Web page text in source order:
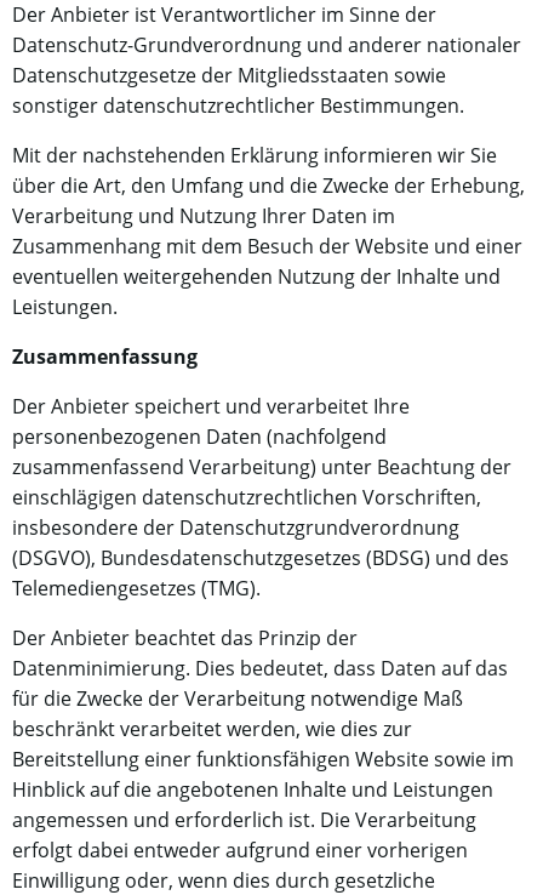
Der Anbieter ist Verantwortlicher im Sinne der
Datenschutz-Grundverordnung und anderer nationaler
Datenschutzgesetze der Mitgliedsstaaten sowie
sonstiger datenschutzrechtlicher Bestimmungen.
Mit der nachstehenden Erklärung informieren wir Sie
über die Art, den Umfang und die Zwecke der Erhebung,
Verarbeitung und Nutzung Ihrer Daten im
Zusammenhang mit dem Besuch der Website und einer
eventuellen weitergehenden Nutzung der Inhalte und
Leistungen.
Zusammenfassung
Der Anbieter speichert und verarbeitet Ihre
personenbezogenen Daten (nachfolgend
zusammenfassend Verarbeitung) unter Beachtung der
einschlägigen datenschutzrechtlichen Vorschriften,
insbesondere der Datenschutzgrundverordnung
(DSGVO), Bundesdatenschutzgesetzes (BDSG) und des
Telemediengesetzes (TMG).
Der Anbieter beachtet das Prinzip der
Datenminimierung. Dies bedeutet, dass Daten auf das
für die Zwecke der Verarbeitung notwendige Maß
beschränkt verarbeitet werden, wie dies zur
Bereitstellung einer funktionsfähigen Website sowie im
Hinblick auf die angebotenen Inhalte und Leistungen
angemessen und erforderlich ist. Die Verarbeitung
erfolgt dabei entweder aufgrund einer vorherigen
Einwilligung oder, wenn dies durch gesetzliche